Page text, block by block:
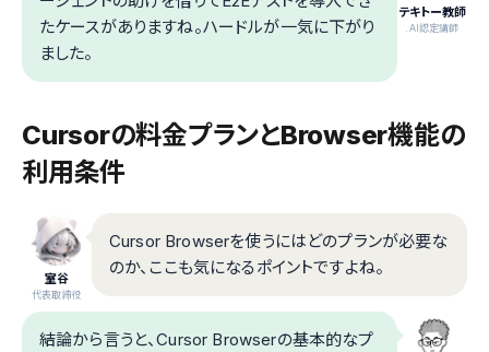
テキトー教師
.AI認定講師
たケースがありますね。ハードルが一気に下がり
ました。
Cursorの料金プランとBrowser機能の
利用条件
室谷
代表取締役
Cursor Browserを使うにはどのプランが必要な
のか、ここも気になるポイントですよね。
結論から言うと、Cursor Browserの基本的なプ